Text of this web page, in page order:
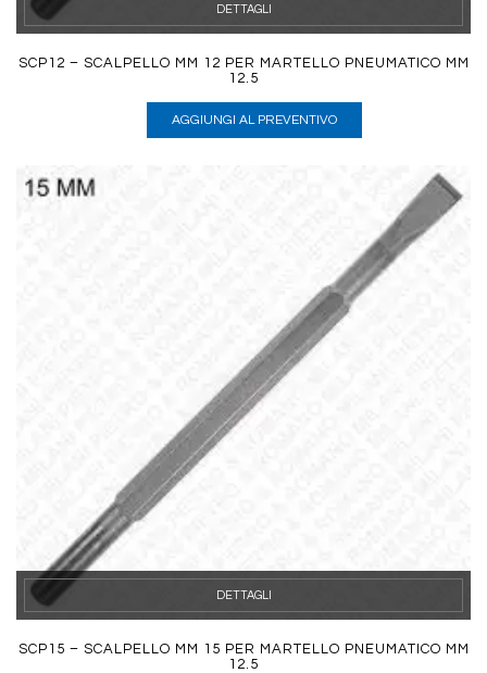
DETTAGLI
SCP12 – SCALPELLO MM 12 PER MARTELLO PNEUMATICO MM
12.5
AGGIUNGI AL PREVENTIVO
DETTAGLI
SCP15 – SCALPELLO MM 15 PER MARTELLO PNEUMATICO MM
12.5